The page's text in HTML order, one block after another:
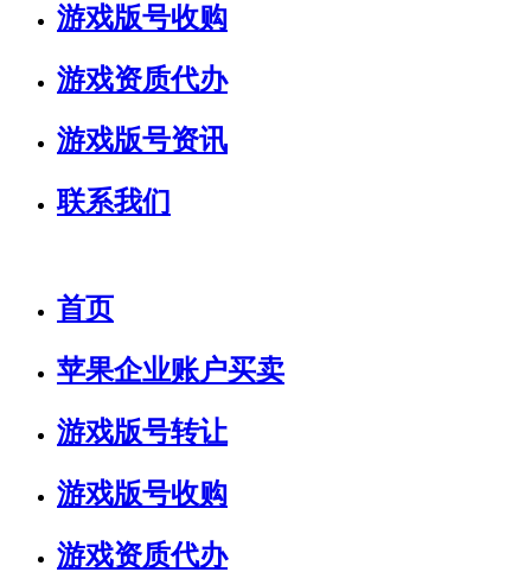
游戏版号收购
游戏资质代办
游戏版号资讯
联系我们
首页
苹果企业账户买卖
游戏版号转让
游戏版号收购
游戏资质代办